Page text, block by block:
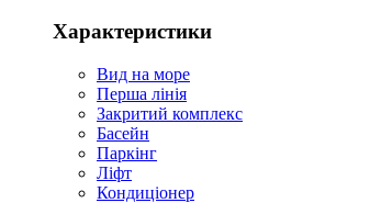
Характеристики
Вид на море
Перша лінія
Закритий комплекс
Басейн
Паркінг
Ліфт
Кондиціонер